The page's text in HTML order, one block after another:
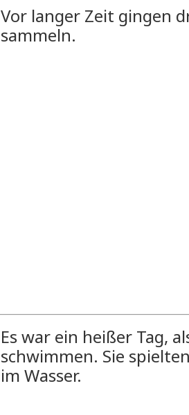
Vor langer Zeit gingen
sammeln.
Es war ein heißer Tag,
schwimmen. Sie
im Wasser.